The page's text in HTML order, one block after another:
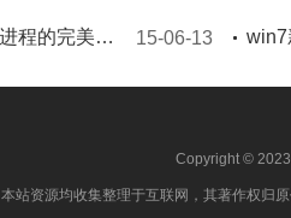
怎么优化win7番茄花园系统进程的完美方案 15-06-13
Copyright ©
本站资源均收集整理于互联网，其著作权归